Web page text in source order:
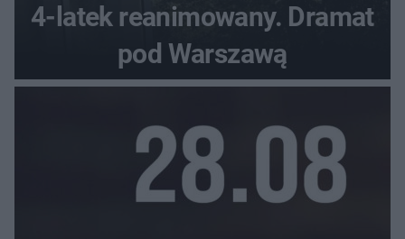
4-latek reanimowany. Dramat
pod Warszawą